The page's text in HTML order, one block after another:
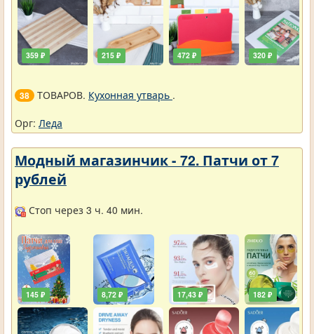
359 ₽ 215 ₽ 472 ₽ 320 ₽
38 ТОВАРОВ. Кухонная утварь .
Орг: Леда
Модный магазинчик - 72. Патчи от 7
рублей
Стоп через 3 ч. 40 мин.
145 ₽ 8,72 ₽ 17,43 ₽ 182 ₽